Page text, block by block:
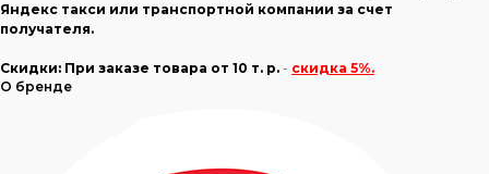
Яндекс такси или транспортной компании за счет
получателя.
Скидки: При заказе товара от 10 т. р. - скидка 5%.
О бренде